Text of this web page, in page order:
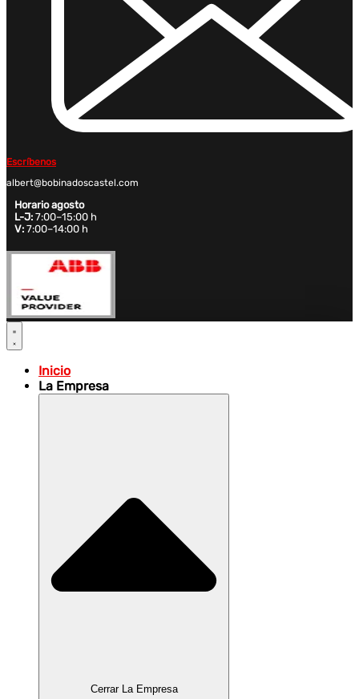
Escríbenos
albert@bobinadoscastel.com
Horario agosto
L-J: 7:00–15:00 h
V: 7:00–14:00 h
Inicio
La Empresa
Cerrar La Empresa